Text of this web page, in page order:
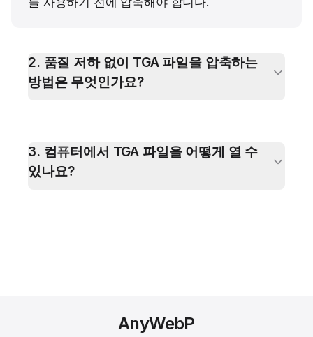
2. 품질 저하 없이 TGA 파일을 압축하는
방법은 무엇인가요?
3. 컴퓨터에서 TGA 파일을 어떻게 열 수
있나요?
AnyWebP